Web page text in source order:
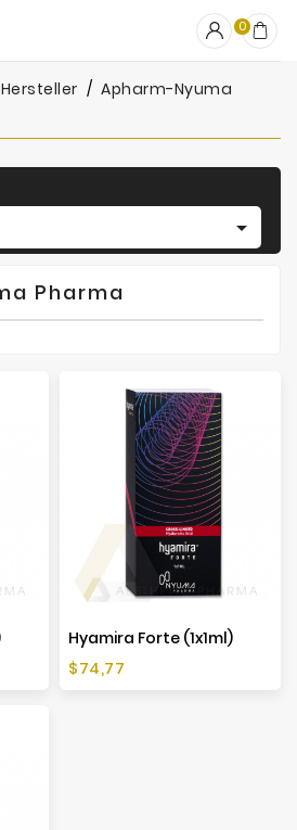
0
Hersteller
Apharm-Nyuma

Pharma
Hyamira Forte (1x1ml)
Preis
$74,77